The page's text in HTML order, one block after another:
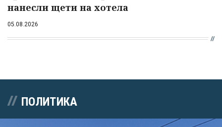
нанесли щети на хотела
05.08.2026
ПОЛИТИКА